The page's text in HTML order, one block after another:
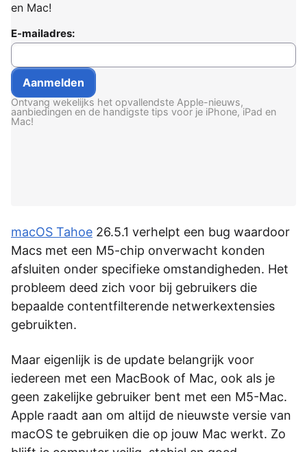
en Mac!
E-mailadres:
Ontvang wekelijks het opvallendste Apple-nieuws,
aanbiedingen en de handigste tips voor je iPhone, iPad en
Mac!
macOS Tahoe 26.5.1 verhelpt een bug waardoor
Macs met een M5-chip onverwacht konden
afsluiten onder specifieke omstandigheden. Het
probleem deed zich voor bij gebruikers die
bepaalde contentfilterende netwerkextensies
gebruikten.
Maar eigenlijk is de update belangrijk voor
iedereen met een MacBook of Mac, ook als je
geen zakelijke gebruiker bent met een M5-Mac.
Apple raadt aan om altijd de nieuwste versie van
macOS te gebruiken die op jouw Mac werkt. Zo